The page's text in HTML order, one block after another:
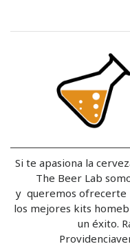
Si te apasiona la
The Beer Lab
y queremos ofrecerte
los mejores kits
un éxito.